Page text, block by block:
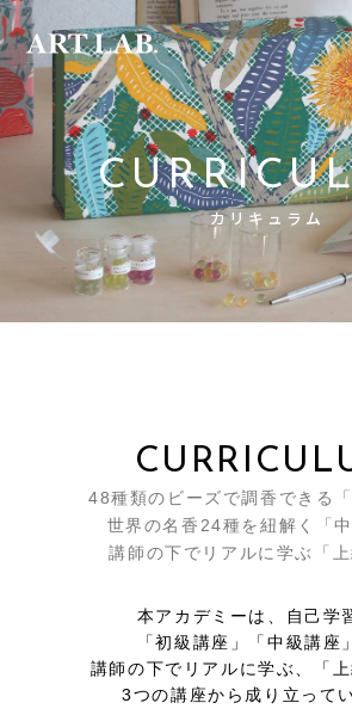
カリキュラム
48種類のビーズで調香できる「
世界の名香24種を紐解く「中
講師の下でリアルに学ぶ「上
本アカデミーは、自己学
「初級講座」「中級講座
講師の下でリアルに学ぶ、「
3つの講座から成り立って